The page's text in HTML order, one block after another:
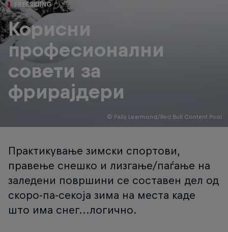
© Pally Learmond/Red Bull Content Pool
FREESKIING
Корисни
професионални
совети за
фрирајдери
Практикување зимски спортови,
правење снешко и лизгање/паѓање на
заледени површини се составен дел од
скоро-па-секоја зима на места каде
што има снег...логично.